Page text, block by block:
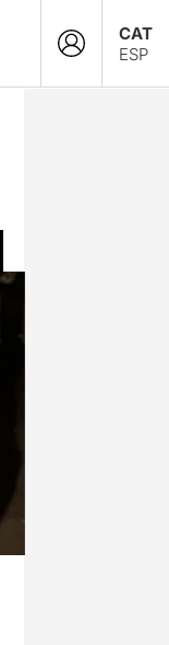
CAT
ESP